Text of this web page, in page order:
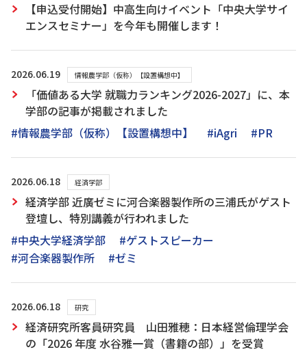
【申込受付開始】中高生向けイベント「中央大学サイ
エンスセミナー」を今年も開催します！
2026.06.19 情報農学部（仮称）【設置構想中】
「価値ある大学 就職力ランキング2026-2027」に、本
学部の記事が掲載されました
#情報農学部（仮称）【設置構想中】
#iAgri #PR
2026.06.18 経済学部
経済学部 近廣ゼミに河合楽器製作所の三浦氏がゲスト
登壇し、特別講義が行われました
#中央大学経済学部
#ゲストスピーカー
#河合楽器製作所
#ゼミ
2026.06.18 研究
経済研究所客員研究員 山田雅穂：日本経営倫理学会
の「2026 年度 水谷雅一賞（書籍の部）」を受賞